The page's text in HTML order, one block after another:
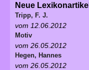
Neue Lexikonartikel
Tripp, F. J.
vom 12.06.2012
Motiv
vom 26.05.2012
Hegen, Hannes
vom 26.05.2012